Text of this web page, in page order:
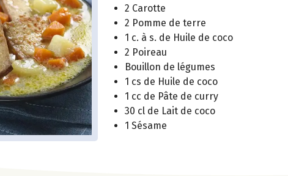
2 Carotte
2 Pomme de terre
1 c. à s. de Huile de coco
2 Poireau
Bouillon de légumes
1 cs de Huile de coco
1 cc de Pâte de curry
30 cl de Lait de coco
1 Sésame